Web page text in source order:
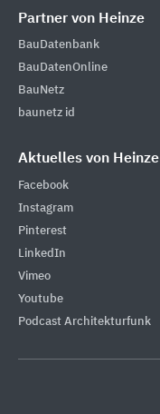
Partner von Heinze
BauDatenbank
BauDatenOnline
BauNetz
baunetz id
Aktuelles von Heinze
Facebook
Instagram
Pinterest
LinkedIn
Vimeo
Youtube
Podcast Architekturfunk